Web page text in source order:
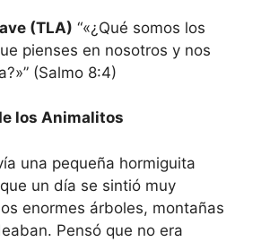
(TLA) “«¿Qué somos los
pienses en nosotros y nos
(Salmo 8:4)
los Animalitos
una pequeña hormiguita
un día se sintió muy
enormes árboles, montañas
Pensó que no era